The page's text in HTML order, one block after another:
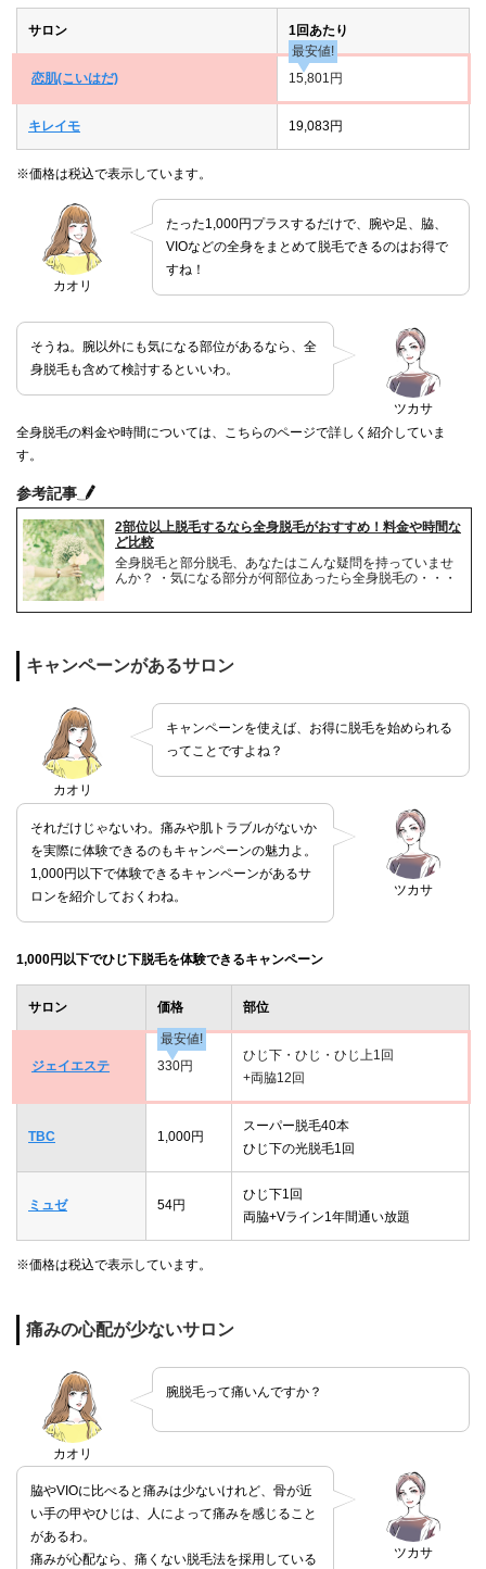
サロン 1回あたり
恋肌(こいはだ)
最安値!
15,801円
キレイモ 19,083円
※価格は税込で表示しています。
カオリ
たった1,000円プラスするだけで、腕や足、脇、
VIOなどの全身をまとめて脱毛できるのはお得で
すね！
ツカサ
そうね。腕以外にも気になる部位があるなら、全
身脱毛も含めて検討するといいわ。
全身脱毛の料金や時間については、こちらのページで詳しく紹介していま
す。
参考記事
2部位以上脱毛するなら全身脱毛がおすすめ！料金や時間な
ど比較
全身脱毛と部分脱毛、あなたはこんな疑問を持っていませ
んか？ ・気になる部分が何部位あったら全身脱毛の・・・
キャンペーンがあるサロン
カオリ
キャンペーンを使えば、お得に脱毛を始められる
ってことですよね？
ツカサ
それだけじゃないわ。痛みや肌トラブルがないか
を実際に体験できるのもキャンペーンの魅力よ。
1,000円以下で体験できるキャンペーンがあるサ
ロンを紹介しておくわね。
1,000円以下でひじ下脱毛を体験できるキャンペーン
サロン 価格 部位
ジェイエステ
最安値!
330円
ひじ下・ひじ・ひじ上1回
+両脇12回
TBC 1,000円
スーパー脱毛40本
ひじ下の光脱毛1回
ミュゼ 54円
ひじ下1回
両脇+Vライン1年間通い放題
※価格は税込で表示しています。
痛みの心配が少ないサロン
カオリ
腕脱毛って痛いんですか？
ツカサ
脇やVIOに比べると痛みは少ないけれど、骨が近
い手の甲やひじは、人によって痛みを感じること
があるわ。
痛みが心配なら、痛くない脱毛法を採用している